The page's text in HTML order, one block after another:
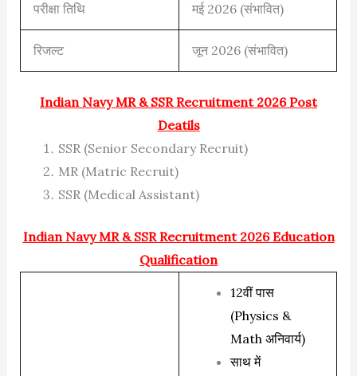
परीक्षा तिथि मई 2026 (संभावित)
रिजल्ट जून 2026 (संभावित)
Indian Navy MR & SSR Recruitment 2026 Post
Deatils
SSR (Senior Secondary Recruit)
MR (Matric Recruit)
SSR (Medical Assistant)
Indian Navy MR & SSR Recruitment 2026 Education
Qualification
12वीं पास
(Physics &
Math अनिवार्य)
साथ में